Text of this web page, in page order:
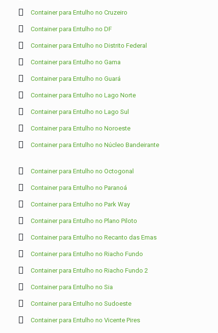
Container para Entulho no Cruzeiro
Container para Entulho no DF
Container para Entulho no Distrito Federal
Container para Entulho no Gama
Container para Entulho no Guará
Container para Entulho no Lago Norte
Container para Entulho no Lago Sul
Container para Entulho no Noroeste
Container para Entulho no Núcleo Bandeirante
Container para Entulho no Octogonal
Container para Entulho no Paranoá
Container para Entulho no Park Way
Container para Entulho no Plano Piloto
Container para Entulho no Recanto das Emas
Container para Entulho no Riacho Fundo
Container para Entulho no Riacho Fundo 2
Container para Entulho no Sia
Container para Entulho no Sudoeste
Container para Entulho no Vicente Pires